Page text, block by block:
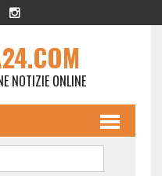
NOTIZIE ONLINE